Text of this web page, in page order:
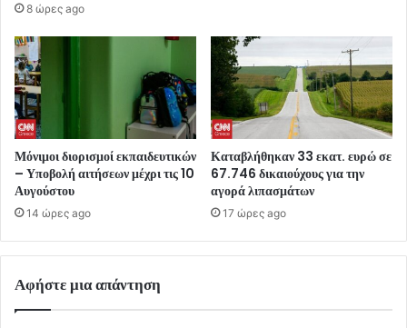
8 ώρες ago
Μόνιμοι διορισμοί εκπαιδευτικών
– Υποβολή αιτήσεων μέχρι τις 10
Αυγούστου
14 ώρες ago
Καταβλήθηκαν 33 εκατ. ευρώ σε
67.746 δικαιούχους για την
αγορά λιπασμάτων
17 ώρες ago
Αφήστε μια απάντηση